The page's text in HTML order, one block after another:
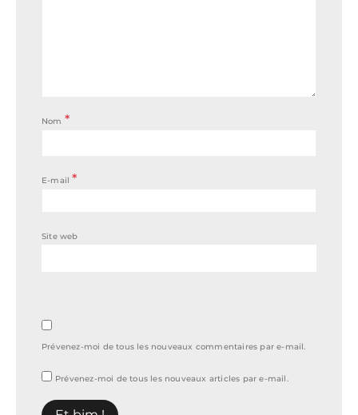
Nom *
E-mail*
Site web
Prévenez-moi de tous les nouveaux commentaires par e-mail.
Prévenez-moi de tous les nouveaux articles par e-mail.